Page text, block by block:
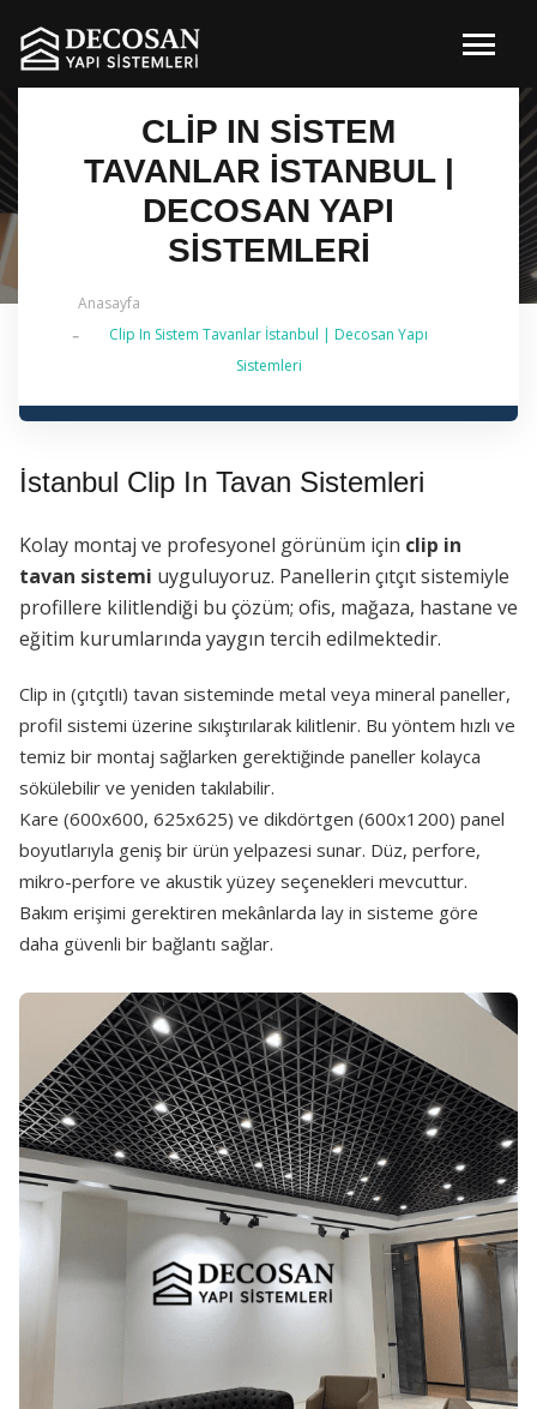
CLIP IN SISTEM
TAVANLAR İSTANBUL |
DECOSAN YAPI
SISTEMLERI
Anasayfa
Clip In Sistem Tavanlar İstanbul | Decosan Yapı
Sistemleri
✔ 2026 Güncel — Clip In Sistem Tavanlar İstanbul | 0
İstanbul Clip In Tavan Sistemleri
Kolay montaj ve profesyonel görünüm için clip in
tavan sistemi uyguluyoruz. Panellerin çıtçıt sistemiyle
profillere kilitlendiği bu çözüm; ofis, mağaza, hastane ve
eğitim kurumlarında yaygın tercih edilmektedir.
Clip in (çıtçıtlı) tavan sisteminde metal veya mineral paneller,
profil sistemi üzerine sıkıştırılarak kilitlenir. Bu yöntem hızlı ve
temiz bir montaj sağlarken gerektiğinde paneller kolayca
sökülebilir ve yeniden takılabilir.
Kare (600x600, 625x625) ve dikdörtgen (600x1200) panel
boyutlarıyla geniş bir ürün yelpazesi sunar. Düz, perfore,
mikro-perfore ve akustik yüzey seçenekleri mevcuttur.
Bakım erişimi gerektiren mekânlarda lay in sisteme göre
daha güvenli bir bağlantı sağlar.